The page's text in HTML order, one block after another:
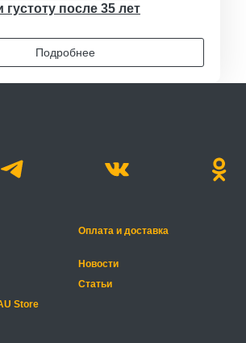
густоту после 35 лет
Подробнее
Оплата и доставка
Новости
Статьи
Store